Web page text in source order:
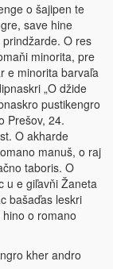
o šajipen te
save hine
O res
minorita, pre
e minorita barvaľa
„O džide
pustikengro
Prešov, 24.
O akharde
manuš, o raj
taboris. O
u e giľavňi Žaneta
bašaďas leskri
o romano
kher andro